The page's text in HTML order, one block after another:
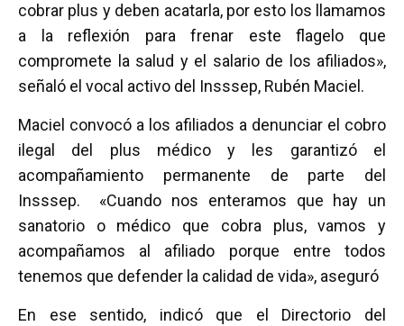
cobrar plus y deben acatarla, por esto los llamamos
a la reflexión para frenar este flagelo que
compromete la salud y el salario de los afiliados»,
señaló el vocal activo del Insssep, Rubén Maciel.
Maciel convocó a los afiliados a denunciar el cobro
ilegal del plus médico y les garantizó el
acompañamiento permanente de parte del
Insssep. «Cuando nos enteramos que hay un
sanatorio o médico que cobra plus, vamos y
acompañamos al afiliado porque entre todos
tenemos que defender la calidad de vida», aseguró
En ese sentido, indicó que el Directorio del